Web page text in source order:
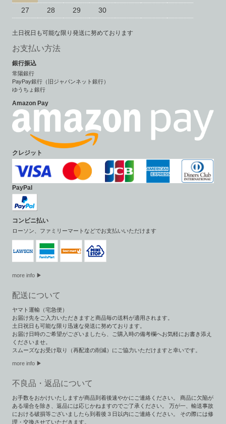
27
28 29 30
土日祝日も可能な限り発送に努めております
お支払い方法
銀行振込
常陽銀行
PayPay銀行（旧ジャパンネット銀行）
ゆうちょ銀行
Amazon Pay
クレジット
PayPal
コンビニ払い
ローソン、ファミリーマートなどでお支払いいただけます
more info ▶
配送について
ヤマト運輸（宅急便）
お届け先をご入力いただきますと商品毎の送料が適用されます。
土日祝日も可能な限り迅速な発送に努めております。
お届け日時のご希望がございましたら、ご購入時の備考欄へお気軽にお書き添え
くださいませ。
スムーズなお受け取り（再配達の削減）にご協力いただけますと幸いです。
more info ▶︎
不良品・返品について
お手数をおかけいたしますが商品到着後速やかにご連絡ください。 商品に欠陥が
ある場合を除き、返品には応じかねますのでご了承ください。 万が一、輸送事故
における破損等ございましたら到着後３日以内にご連絡ください。 その際には修
理・交換させていただきます。